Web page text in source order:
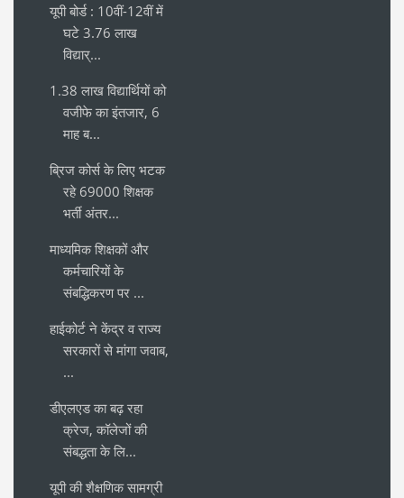
यूपी बोर्ड : 10वीं-12वीं में
घटे 3.76 लाख
विद्यार्...
1.38 लाख विद्यार्थियों को
वजीफे का इंतजार, 6
माह ब...
ब्रिज कोर्स के लिए भटक
रहे 69000 शिक्षक
भर्ती अंतर...
माध्यमिक शिक्षकों और
कर्मचारियों के
संबद्धिकरण पर ...
हाईकोर्ट ने केंद्र व राज्य
सरकारों से मांगा जवाब,
...
डीएलएड का बढ़ रहा
क्रेज, कॉलेजों की
संबद्धता के लि...
यूपी की शैक्षणिक सामग्री